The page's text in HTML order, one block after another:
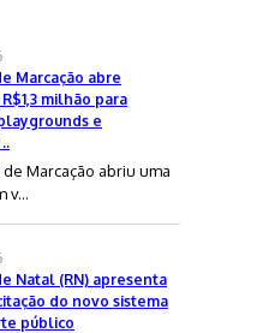
Marcação abre
milhão para
e
Marcação abriu uma
v...
Natal (RN) apresenta
do novo sistema
público